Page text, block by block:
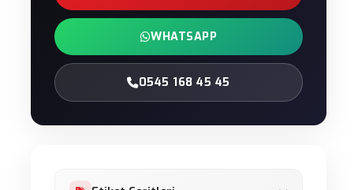
WHATSAPP
0545 168 45 45